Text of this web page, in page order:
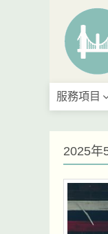
服務項目
2025年